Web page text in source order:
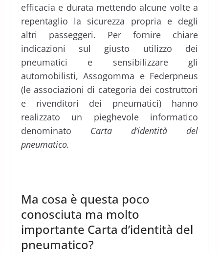
efficacia e durata mettendo alcune volte a
repentaglio la sicurezza propria e degli
altri passeggeri. Per fornire chiare
indicazioni sul giusto utilizzo dei
pneumatici e sensibilizzare gli
automobilisti, Assogomma e Federpneus
(le associazioni di categoria dei costruttori
e rivenditori dei pneumatici) hanno
realizzato un pieghevole informatico
denominato Carta d’identità del
pneumatico.
Ma cosa è questa poco
conosciuta ma molto
importante Carta d’identità del
pneumatico?